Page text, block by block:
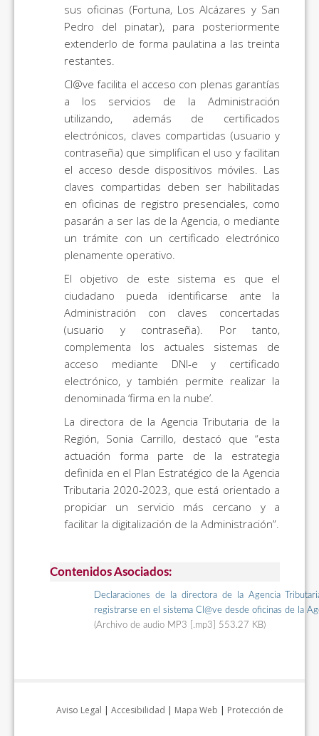
sus oficinas (Fortuna, Los Alcázares y San
Pedro del pinatar), para posteriormente
extenderlo de forma paulatina a las treinta
restantes.
Cl@ve facilita el acceso con plenas garantías
a los servicios de la Administración
utilizando, además de certificados
electrónicos, claves compartidas (usuario y
contraseña) que simplifican el uso y facilitan
el acceso desde dispositivos móviles. Las
claves compartidas deben ser habilitadas
en oficinas de registro presenciales, como
pasarán a ser las de la Agencia, o mediante
un trámite con un certificado electrónico
plenamente operativo.
El objetivo de este sistema es que el
ciudadano pueda identificarse ante la
Administración con claves concertadas
(usuario y contraseña). Por tanto,
complementa los actuales sistemas de
acceso mediante DNI-e y certificado
electrónico, y también permite realizar la
denominada ‘firma en la nube’.
La directora de la Agencia Tributaria de la
Región, Sonia Carrillo, destacó que “esta
actuación forma parte de la estrategia
definida en el Plan Estratégico de la Agencia
Tributaria 2020-2023, que está orientado a
propiciar un servicio más cercano y a
facilitar la digitalización de la Administración”.
Contenidos Asociados:
Declaraciones de la directora de la Agencia
registrarse en el sistema Cl@ve desde oficinas de la
(Archivo de audio MP3 [.mp3] 553.27 KB)
Aviso Legal | Accesibilidad | Mapa Web | Protección de